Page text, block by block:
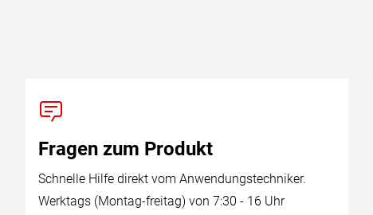
Fragen zum Produkt
Schnelle Hilfe direkt vom Anwendungstechniker.
Werktags (Montag-freitag) von 7:30 - 16 Uhr